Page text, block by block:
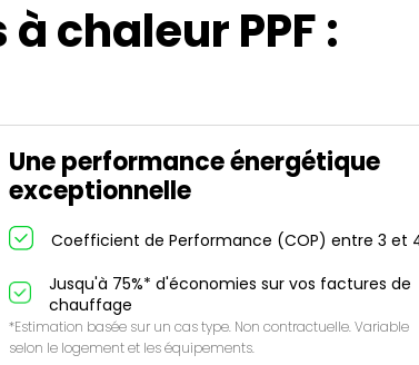
chaleur PPF :
Une performance énergétique
exceptionnelle
Coefficient de Performance (COP) entre 3 et
Jusqu'à 75%* d'économies sur vos factures de
chauffage
*Estimation basée sur un cas type. Non contractuelle. Variable
selon le logement et les équipements.